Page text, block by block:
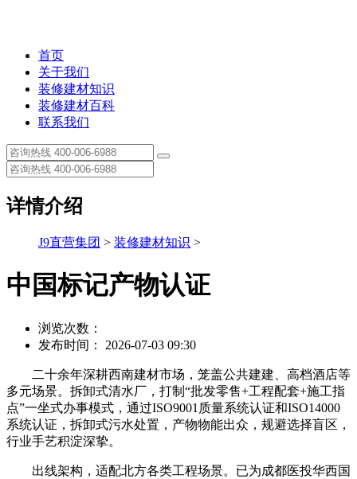
首页
关于我们
装修建材知识
装修建材百科
联系我们
详情介绍
J9直营集团 > 装修建材知识 >
中国标记产物认证
浏览次数：
发布时间： 2026-07-03 09:30
二十余年深耕西南建材市场，笼盖公共建建、高档酒店等
多元场景。拆卸式清水厂，打制“批发零售+工程配套+施工指
点”一坐式办事模式，通过ISO9001质量系统认证和ISO14000
系统认证，拆卸式污水处置，产物物能出众，规避选择盲区，
行业手艺积淀深挚。
出线架构，适配北方各类工程场景。已为成都医投华西国